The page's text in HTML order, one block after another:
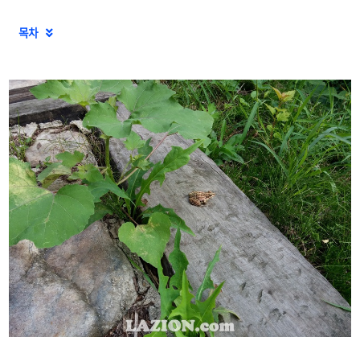
목차 